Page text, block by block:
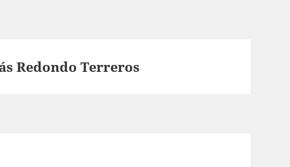
Redondo Terreros